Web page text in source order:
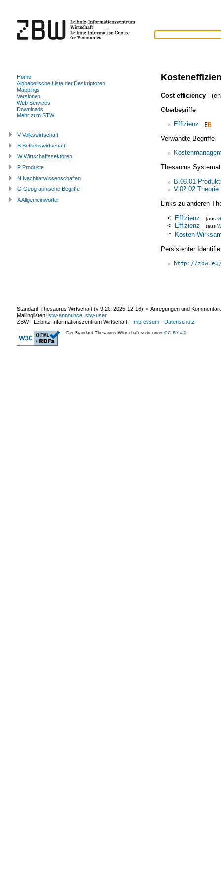
Cost efficiency
Oberbegriffe
Effizienz
Verwandte Begriffe
Thesaurus
B.06.01
V.02.02 Theorie
Links zu anderen
< Effizienz (aus
< Effizienz (aus
~ Kosten-
Persistenter
http://
Home
Alphabetische Liste der Deskriptoren
Mappings
Versionen
Web Services
Downloads
Mehr zum STW
V Volkswirtschaft
B Betriebswirtschaft
W Wirtschaftssektoren
P Produkte
N Nachbarwissenschaften
G Geographische Begriffe
A Allgemeinwörter
Standard-Thesaurus Wirtschaft (v 9.20 2025-12-16) ▪ Anregungen und
Mailinglisten: stw-announce stw-user
ZBW - Leibniz-Informationszentrum Wirtschaft - Impressum - Datenschutz
Der Standard-Thesaurus Wirtschaft steht unter CC BY 4.0